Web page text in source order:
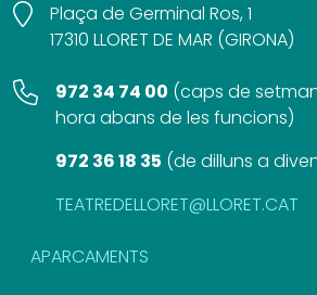
Plaça de Germinal Ros, 1
17310 LLORET DE MAR (GIRONA)
972 34 74 00 (caps de
hora abans de les funcions)
972 36 18 35 (de dilluns a
TEATREDELLORET@LLORET.CAT
APARCAMENTS